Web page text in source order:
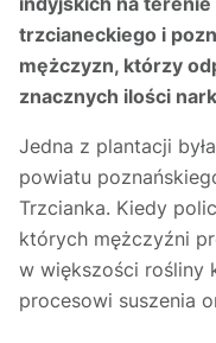
trzcianeckiego i
mężczyzn, którzy
znacznych ilości
Jedna z plantacji
powiatu
Trzcianka. Kiedy
których mężczyźni
w większości rośliny
procesowi suszenia